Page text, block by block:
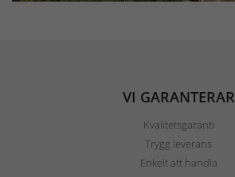
VI GARANTERAR
Kvalitetsgaranti
Trygg leverans
Enkelt att handla